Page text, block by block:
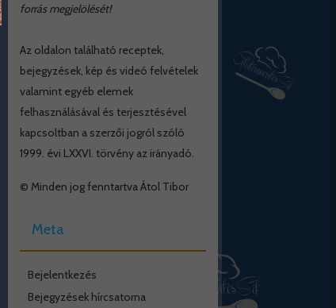
forrás megjelölését!
Az oldalon található receptek,
bejegyzések, kép és videó felvételek
valamint egyéb elemek
felhasználásával és terjesztésével
kapcsoltban a szerzői jogról szóló
1999. évi LXXVI. törvény az irányadó.
© Minden jog fenntartva Átol Tibor
Meta
Bejelentkezés
Bejegyzések hírcsatorna